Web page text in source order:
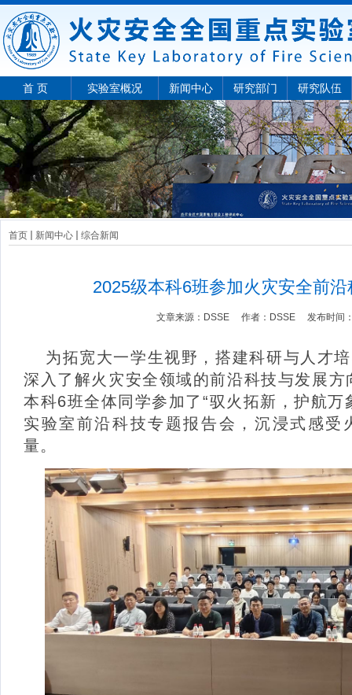
首 页 实验室概况 新闻中心 研究部门 研究队伍
首页 新闻中心 综合新闻
2025级本科6班参加火灾安全前
文章来源： DSSE 作者： DSSE 发布时间
为拓宽大一学生视野，搭建科研与人才
深入了解火灾安全领域的前沿科技与发展
本科6班全体同学参加了“驭火拓新，护航万
实验室前沿科技专题报告会，沉浸式感受
量。